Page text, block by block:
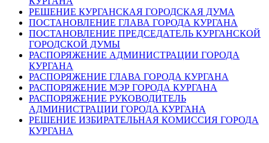
РЕШЕНИЕ КУРГАНСКАЯ ГОРОДСКАЯ ДУМА
ПОСТАНОВЛЕНИЕ ГЛАВА ГОРОДА КУРГАНА
ПОСТАНОВЛЕНИЕ ПРЕДСЕДАТЕЛЬ КУРГАНСКОЙ
ГОРОДСКОЙ ДУМЫ
РАСПОРЯЖЕНИЕ АДМИНИСТРАЦИИ ГОРОДА
КУРГАНА
РАСПОРЯЖЕНИЕ ГЛАВА ГОРОДА КУРГАНА
РАСПОРЯЖЕНИЕ МЭР ГОРОДА КУРГАНА
РАСПОРЯЖЕНИЕ РУКОВОДИТЕЛЬ
АДМИНИСТРАЦИИ ГОРОДА КУРГАНА
РЕШЕНИЕ ИЗБИРАТЕЛЬНАЯ КОМИССИЯ ГОРОДА
КУРГАНА